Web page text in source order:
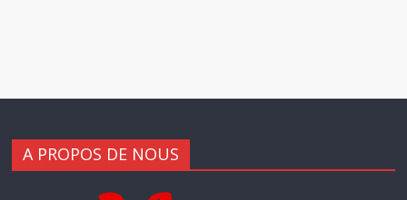
A PROPOS DE NOUS